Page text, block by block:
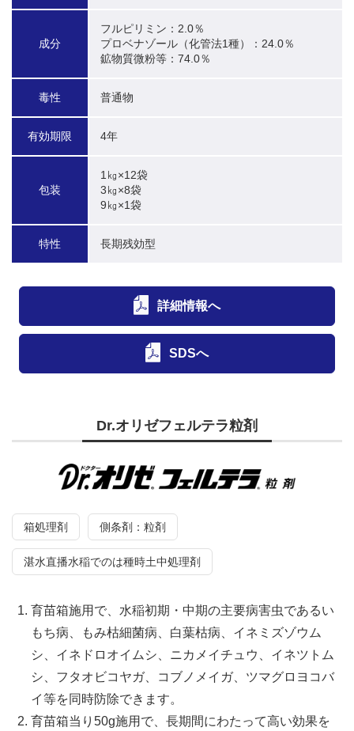
成分
フルピリミン：2.0％
プロベナゾール（化管法1種）：24.0％
鉱物質微粉等：74.0％
毒性 普通物
有効期限 4年
包装
1㎏×12袋
3㎏×8袋
9㎏×1袋
特性 長期残効型
詳細情報へ
SDSへ
Dr.オリゼフェルテラ粒剤
箱処理剤 側条剤：粒剤
湛水直播水稲でのは種時土中処理剤
育苗箱施用で、水稲初期・中期の主要病害虫であるい
もち病、もみ枯細菌病、白葉枯病、イネミズゾウム
シ、イネドロオイムシ、ニカメイチュウ、イネツトム
シ、フタオビコヤガ、コブノメイガ、ツマグロヨコバ
イ等を同時防除できます。
育苗箱当り50g施用で、長期間にわたって高い効果を